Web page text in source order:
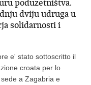
poduzetništva.
dviju udruga u
solidarnosti i
e' stato sottoscritto il
croata per lo
a Zagabria e